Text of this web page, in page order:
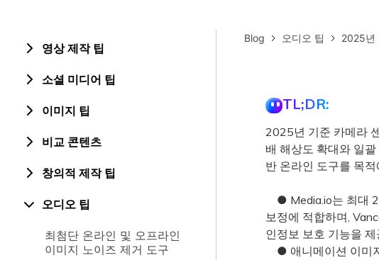
영상 제작 팁
소셜 미디어 팁
이미지 팁
비교 콘텐츠
창의적 제작 팁
오디오 팁
최첨단 온라인 및 오프라인
이미지 노이즈 제거 도구
Blog 오디오 팁 2025년
TL;DR:
2025년 기준 카메라
배 해상도 확대와 일
반 온라인 도구를 목
● Media.io는 최대
보정에 적합하며,
인정보 보호 기능을 제
● 애니메이션 이미